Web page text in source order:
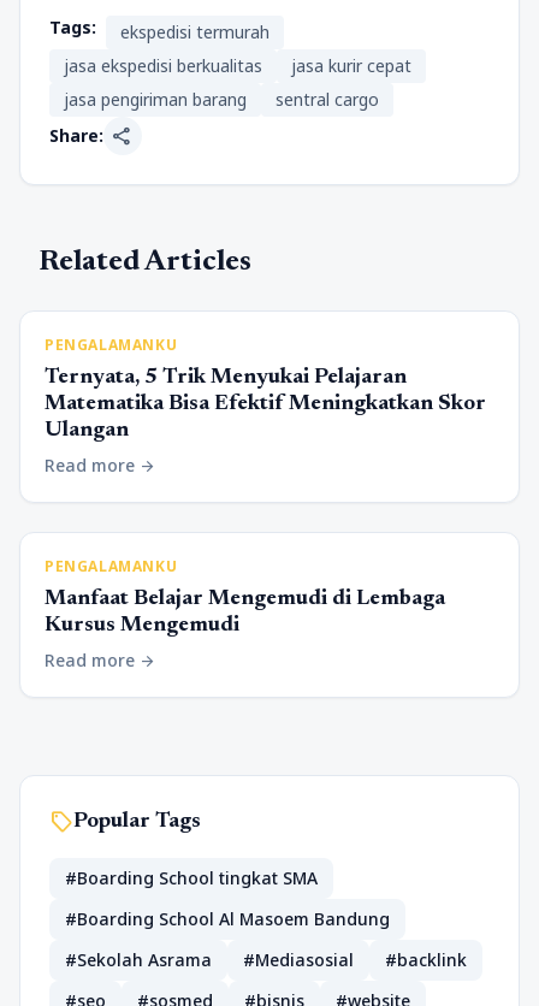
Tags:
ekspedisi termurah
jasa ekspedisi berkualitas
jasa kurir cepat
jasa pengiriman barang
sentral cargo
Share: share
Related Articles
PENGALAMANKU
Ternyata, 5 Trik Menyukai Pelajaran
Matematika Bisa Efektif Meningkatkan Skor
Ulangan
Read more arrow_forward
PENGALAMANKU
Manfaat Belajar Mengemudi di Lembaga
Kursus Mengemudi
Read more arrow_forward
sellPopular Tags
#Boarding School tingkat SMA
#Boarding School Al Masoem Bandung
#Sekolah Asrama
#Mediasosial
#backlink
#seo
#sosmed #bisnis
#website